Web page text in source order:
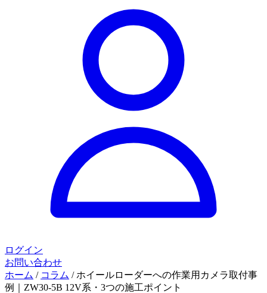
ログイン
お問い合わせ
ホーム / コラム / ホイールローダーへの作業用カメラ取付事
例｜ZW30-5B 12V系・3つの施工ポイント